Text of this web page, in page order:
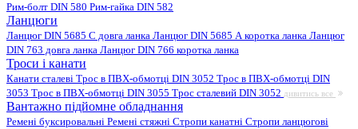
Рим-болт DIN 580 Рим-гайка DIN 582
Ланцюги
Ланцюг DIN 5685 C довга ланка Ланцюг DIN 5685 А коротка ланка Ланцюг
DIN 763 довга ланка Ланцюг DIN 766 коротка ланка
Троси і канати
Канати сталеві Трос в ПВХ-обмотці DIN 3052 Трос в ПВХ-обмотці DIN
3053 Трос в ПВХ-обмотці DIN 3055 Трос сталевий DIN 3052 дивитись все
Вантажно підйомне обладнання
Ремені буксировальні Ремені стяжні Стропи канатні Стропи ланцюгові